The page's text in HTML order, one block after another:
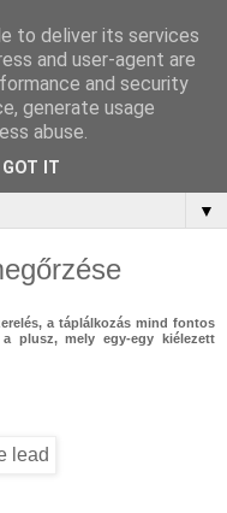
▼
a táplálkozás mind fontos
plusz, mely egy-egy kiélezett
to deliver its services
and user-agent are
and security
generate usage
abuse.
GOT IT